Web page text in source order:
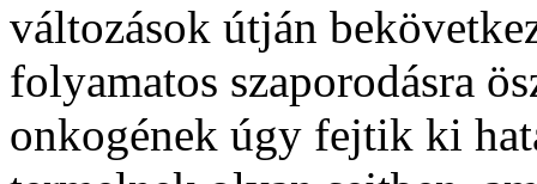
változások útján
folyamatos szaporodásra
onkogének úgy fejtik ki